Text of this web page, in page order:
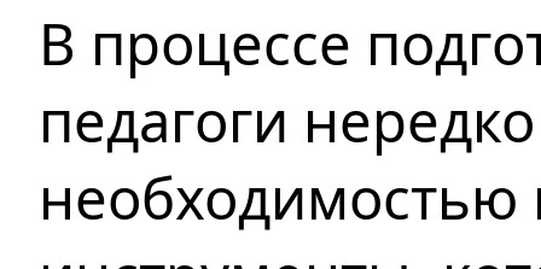
В процессе
педагоги